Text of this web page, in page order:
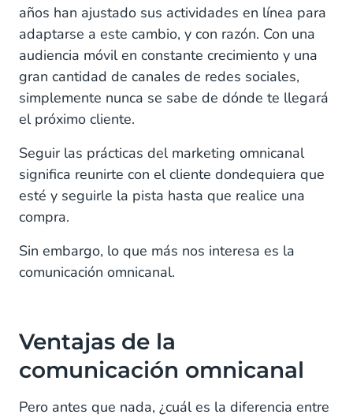
años han ajustado sus actividades en línea para
adaptarse a este cambio, y con razón. Con una
audiencia móvil en constante crecimiento y una
gran cantidad de canales de redes sociales,
simplemente nunca se sabe de dónde te llegará
el próximo cliente.
Seguir las prácticas del marketing omnicanal
significa reunirte con el cliente dondequiera que
esté y seguirle la pista hasta que realice una
compra.
Sin embargo, lo que más nos interesa es la
comunicación omnicanal.
Ventajas de la
comunicación omnicanal
Pero antes que nada, ¿cuál es la diferencia entre